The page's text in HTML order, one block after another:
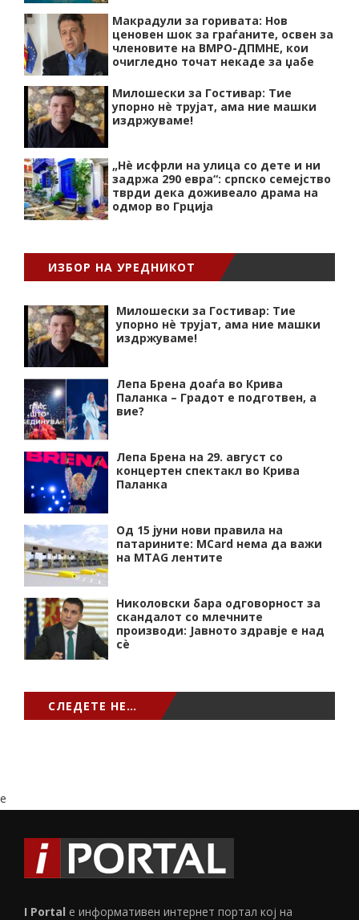
Макрадули за горивата: Нов
ценовен шок за граѓаните, освен за
членовите на ВМРО-ДПМНЕ, кои
очигледно точат некаде за џабе
Милошески за Гостивар: Тие
упорно нѐ трујат, ама ние машки
издржуваме!
„Нѐ исфрли на улица со дете и ни
задржа 290 евра“: српско семејство
тврди дека доживеало драма на
одмор во Грција
ИЗБОР НА УРЕДНИКОТ
Милошески за Гостивар: Тие
упорно нѐ трујат, ама ние машки
издржуваме!
Лепа Брена доаѓа во Крива
Паланка – Градот е подготвен, а
вие?
Лепа Брена на 29. август со
концертен спектакл во Крива
Паланка
Од 15 јуни нови правила на
патарините: MCard нема да важи
на MTAG лентите
Николовски бара одговорност за
скандалот со млечните
производи: Јавното здравје е над
сѐ
СЛЕДЕТЕ НЕ…
e
I Portal е информативен интернет портал кој на